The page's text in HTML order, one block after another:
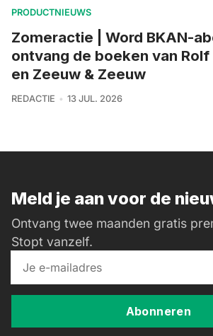
PRODUCTNIEUWS
Zomeractie | Word BKAN-
ontvang de boeken van
en Zeeuw & Zeeuw
REDACTIE 13 JUL. 2026
Meld je aan voor de
Ontvang twee maanden gratis
Stopt vanzelf.
Abonneren